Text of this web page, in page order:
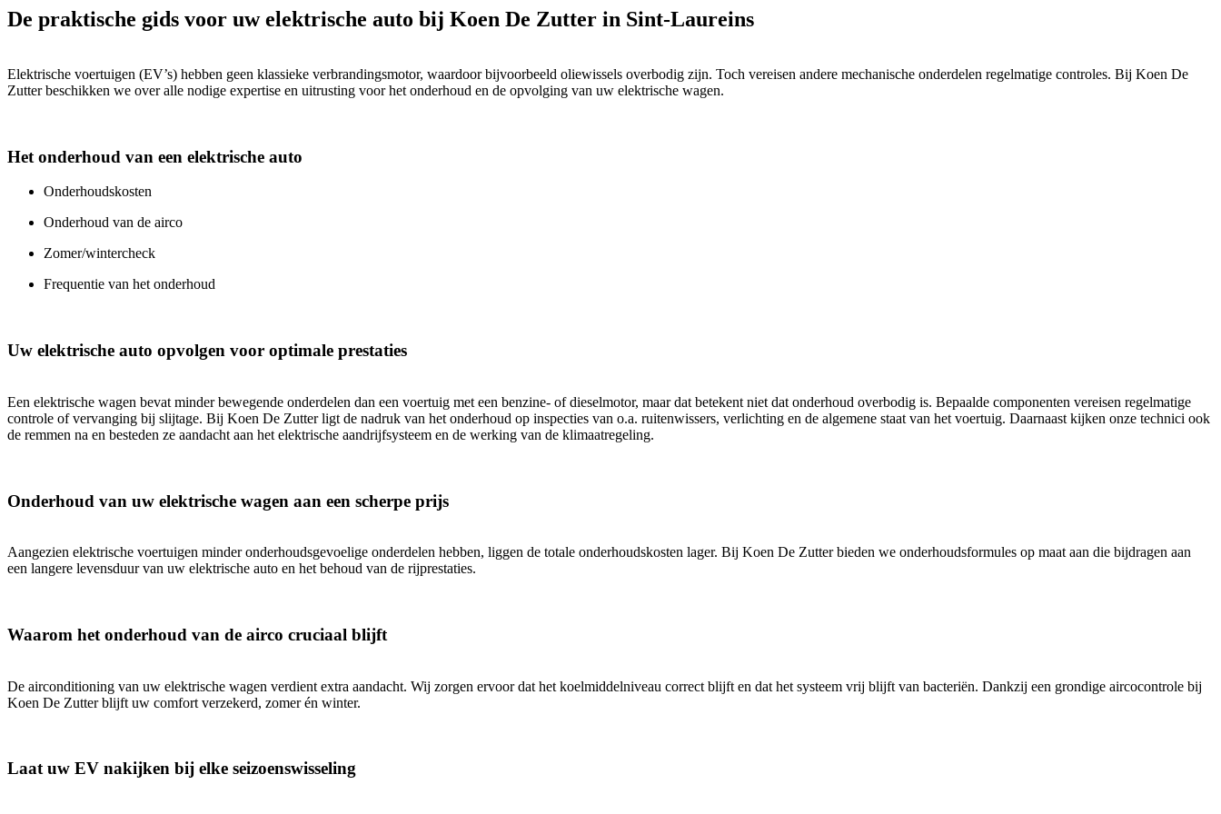
De praktische gids voor uw elektrische auto bij Koen De Zutter in Sint-Laureins
Elektrische voertuigen (EV’s) hebben geen klassieke verbrandingsmotor, waardoor bijvoorbeeld oliewissels overbodig zijn. Toch vereisen andere mechanische onderdelen regelmatige controles. Bij Koen De
Zutter beschikken we over alle nodige expertise en uitrusting voor het onderhoud en de opvolging van uw elektrische wagen.
Het onderhoud van een elektrische auto
Onderhoudskosten
Onderhoud van de airco
Zomer/wintercheck
Frequentie van het onderhoud
Uw elektrische auto opvolgen voor optimale prestaties
Een elektrische wagen bevat minder bewegende onderdelen dan een voertuig met een benzine- of dieselmotor, maar dat betekent niet dat onderhoud overbodig is. Bepaalde componenten vereisen regelmatige
controle of vervanging bij slijtage. Bij Koen De Zutter ligt de nadruk van het onderhoud op inspecties van o.a. ruitenwissers, verlichting en de algemene staat van het voertuig. Daarnaast kijken onze technici ook
de remmen na en besteden ze aandacht aan het elektrische aandrijfsysteem en de werking van de klimaatregeling.
Onderhoud van uw elektrische wagen aan een scherpe prijs
Aangezien elektrische voertuigen minder onderhoudsgevoelige onderdelen hebben, liggen de totale onderhoudskosten lager. Bij Koen De Zutter bieden we onderhoudsformules op maat aan die bijdragen aan
een langere levensduur van uw elektrische auto en het behoud van de rijprestaties.
Waarom het onderhoud van de airco cruciaal blijft
De airconditioning van uw elektrische wagen verdient extra aandacht. Wij zorgen ervoor dat het koelmiddelniveau correct blijft en dat het systeem vrij blijft van bacteriën. Dankzij een grondige aircocontrole bij
Koen De Zutter blijft uw comfort verzekerd, zomer én winter.
Laat uw EV nakijken bij elke seizoenswisseling